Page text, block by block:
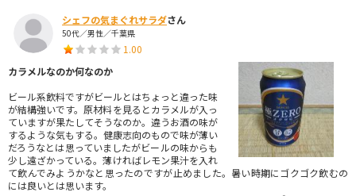
シェフの気まぐれサラダさん
50代／男性／千葉県
1.00
カラメルなのか何なのか
ビール系飲料ですがビールとはちょっと違った味
が結構強いです。原材料を見るとカラメルが入っ
ていますが果たしてそうなのか。違うお酒の味が
するような気もする。健康志向のもので味が薄い
だろうなとは思っていましたがビールの味からも
少し遠ざかっている。薄ければレモン果汁を入れ
て飲んでみようかなと思ったのですが止めました。暑い時期にゴクゴク飲むの
には良いとは思います。